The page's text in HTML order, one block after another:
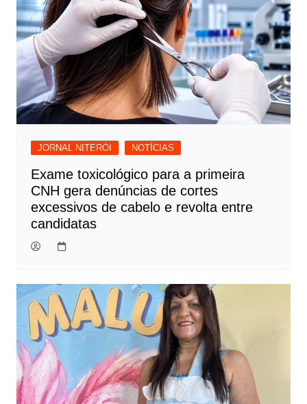
JORNAL NITERÓI NOTÍCIAS
Exame toxicológico para a primeira
CNH gera denúncias de cortes
excessivos de cabelo e revolta entre
candidatas